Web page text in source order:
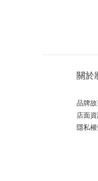
關於
品牌
店面
隱私